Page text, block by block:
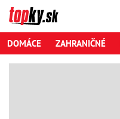
DOMÁCE ZAHRANIČNÉ